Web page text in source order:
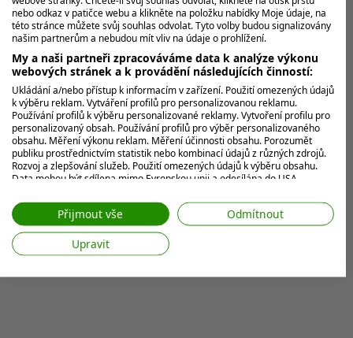
nebo odkaz v patičce webu a klikněte na položku nabídky Moje údaje, na
této stránce můžete svůj souhlas odvolat. Tyto volby budou signalizovány
našim partnerům a nebudou mít vliv na údaje o prohlížení.
My a naši partneři zpracováváme data k analýze výkonu
webových stránek a k provádění následujících činností:
Ukládání a/nebo přístup k informacím v zařízení. Použití omezených údajů
k výběru reklam. Vytváření profilů pro personalizovanou reklamu.
Používání profilů k výběru personalizované reklamy. Vytvoření profilu pro
personalizovaný obsah. Používání profilů pro výběr personalizovaného
obsahu. Měření výkonu reklam. Měření účinnosti obsahu. Porozumět
publiku prostřednictvím statistik nebo kombinací údajů z různých zdrojů.
Rozvoj a zlepšování služeb. Použití omezených údajů k výběru obsahu.
Data mohou být sdílena mimo Evropskou unii a odesílána do USA.
web/aplikaci.
Zobrazit seznam partnerů (7 Prodejci IAB)
Vaše údaje používáme pro následující účely:
Přijmout vše
Odmítnout
Upravit